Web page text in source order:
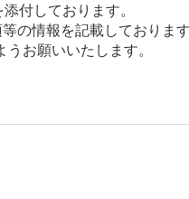
付しております。
の情報を記載しておりま
お願いいたします。